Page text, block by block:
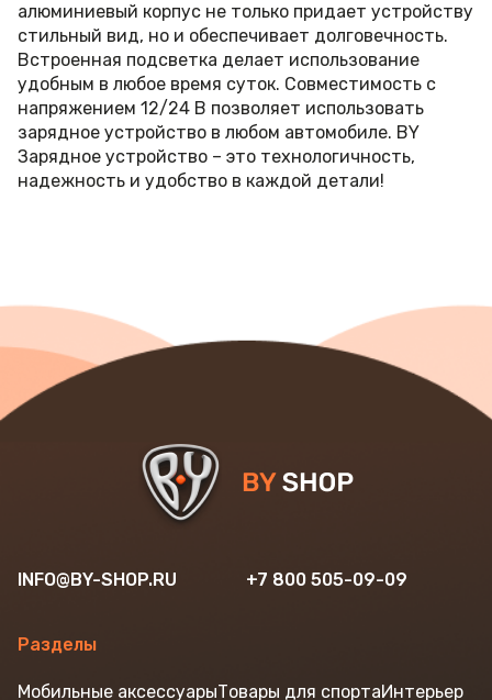
алюминиевый корпус не только придает устройству
стильный вид, но и обеспечивает долговечность.
Встроенная подсветка делает использование
удобным в любое время суток. Совместимость с
напряжением 12/24 В позволяет использовать
зарядное устройство в любом автомобиле. BY
Зарядное устройство – это технологичность,
надежность и удобство в каждой детали!
INFO@BY-SHOP.RU +7 800 505-09-09
Разделы
Мобильные аксессуарыТовары для спортаИнтерьер